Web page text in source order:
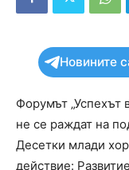
Новините
Форумът „Успехът
не се раждат на
Десетки млади
действие: